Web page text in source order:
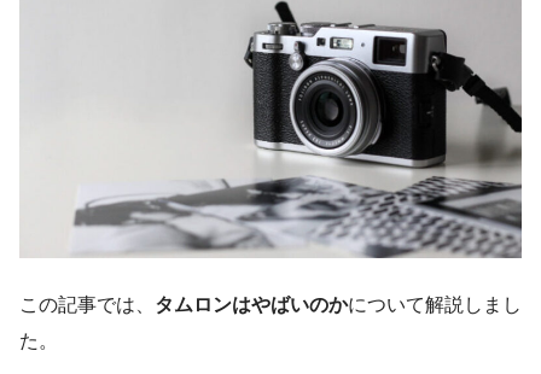
この記事では、 タムロンはやばいのかについて解説しまし
た。